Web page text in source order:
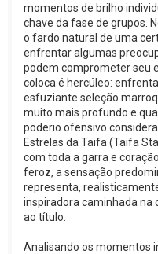
momentos de brilho
chave da fase de grupos.
o fardo natural de uma
enfrentar algumas
podem comprometer seu
coloca é hercúleo:
esfuziante seleção
muito mais profundo e
poderio ofensivo
Estrelas da Taifa (Taifa
com toda a garra e
feroz, a sensação
representa,
inspiradora caminhada na
ao título.
Analisando os momentos